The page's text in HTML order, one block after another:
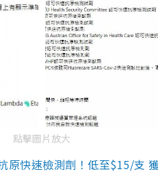
點擊圖片放大
原快速檢測劑！低至$15/支